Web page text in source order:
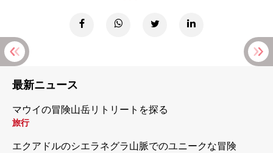
最新ニュース
マウイの冒険山岳リトリートを探る
旅行
エクアドルのシエラネグラ山脈でのユニークな冒険